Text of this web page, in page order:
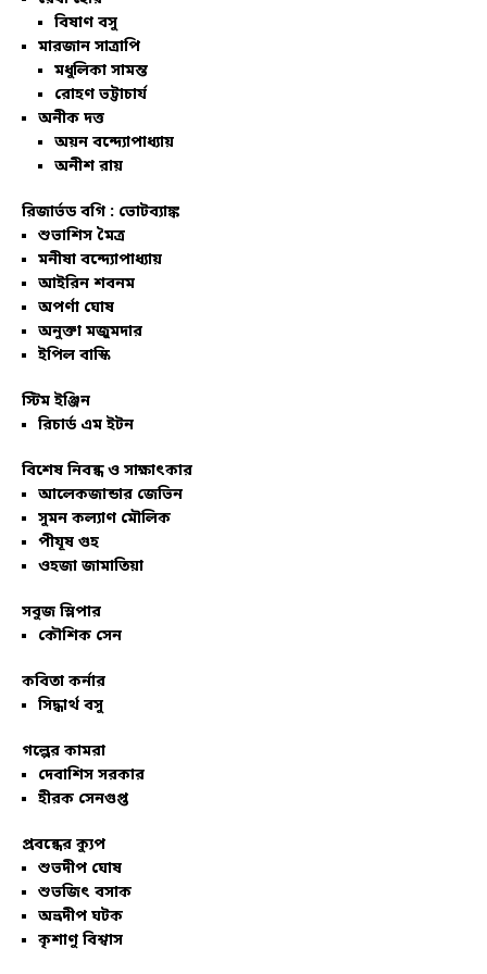
বিষাণ বসু
মারজান সাত্রাপি
মধুলিকা সামন্ত
রোহণ ভট্টাচার্য
অনীক দত্ত
অয়ন বন্দ্যোপাধ্যায়
অনীশ রায়
রিজার্ভড বগি : ভোটব্যাঙ্ক
শুভাশিস মৈত্র
মনীষা বন্দ্যোপাধ্যায়
আইরিন শবনম
অপর্ণা ঘোষ
অনুক্তা মজুমদার
ইপিল বাস্কি
স্টিম ইঞ্জিন
রিচার্ড এম ইটন
বিশেষ নিবন্ধ ও সাক্ষাৎকার
আলেকজান্ডার জেভিন
সুমন কল্যাণ মৌলিক
পীযূষ গুহ
ওহজা জামাতিয়া
সবুজ স্লিপার
কৌশিক সেন
কবিতা কর্নার
সিদ্ধার্থ বসু
গল্পের কামরা
দেবাশিস সরকার
হীরক সেনগুপ্ত
প্রবন্ধের ক্যুপ
শুভদীপ ঘোষ
শুভজিৎ বসাক
অভ্রদীপ ঘটক
কৃশাণু বিশ্বাস